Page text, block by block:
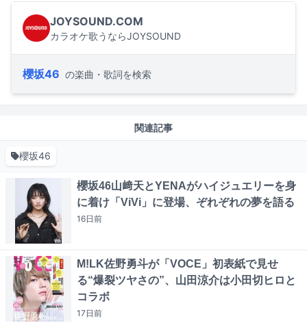
JOYSOUND.COM
カラオケ歌うならJOYSOUND
櫻坂46 の楽曲・歌詞を検索
関連記事
櫻坂46
櫻坂46山﨑天とYENAがハイジュエリーを身
に着け「ViVi」に登場、ぞれぞれの夢を語る
16日前
M!LK佐野勇斗が「VOCE」初表紙で見せ
る“爆裂ツヤさの”、山田涼介は小田切ヒロと
コラボ
17日前